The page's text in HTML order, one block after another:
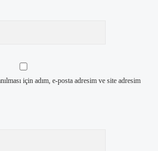
için adım, e-posta adresim ve site adresim